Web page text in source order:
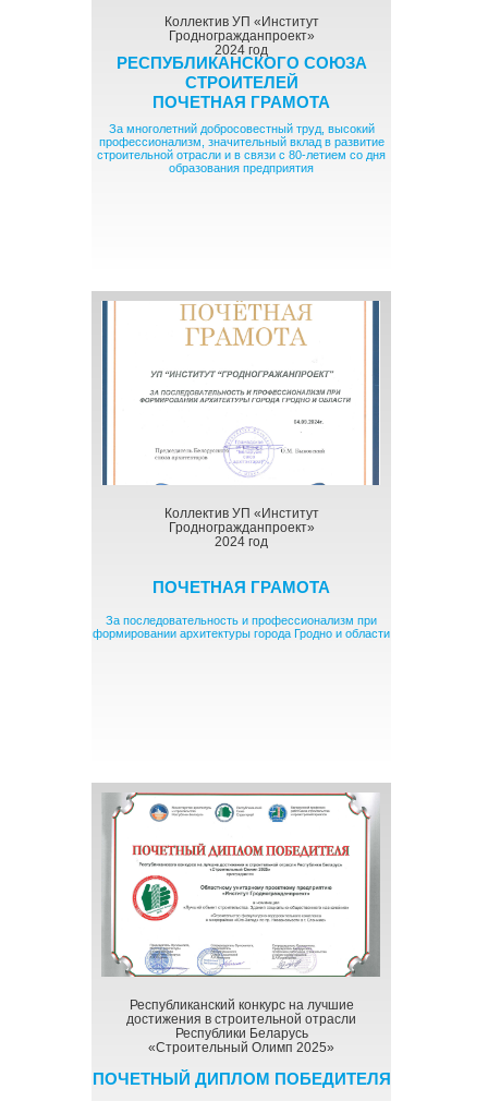
Коллектив УП «Институт
Гродногражданпроект»
2024 год
За многолетний добросовестный труд, высокий
профессионализм, значительный вклад в развитие
строительной отрасли и в связи с 80-летием со дня
образования предприятия
РЕСПУБЛИКАНСКОГО СОЮЗА
СТРОИТЕЛЕЙ
ПОЧЕТНАЯ ГРАМОТА
Коллектив УП «Институт
Гродногражданпроект»
2024 год
За последовательность и профессионализм при
формировании архитектуры города Гродно и области
ПОЧЕТНАЯ ГРАМОТА
Республиканский конкурс на лучшие
достижения в строительной отрасли
Республики Беларусь
«Строительный Олимп 2025»
ПОЧЕТНЫЙ ДИПЛОМ ПОБЕДИТЕЛЯ